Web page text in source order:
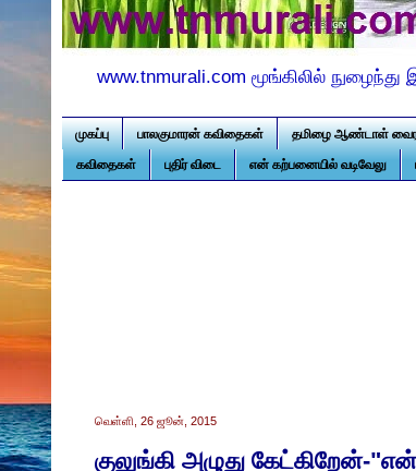
www.tnmurali.com மூங்கிலில்
முகப்பு பாலகுமாரன் கவிதைகள் தமிழை ஆண்டாள்
கவிதைகள் புதிர் விடை என் கற்பனையில் வடிவேலு
வெள்ளி, 26 ஜூன், 2015
குலுங்கி அழுது கேட்கிறேன்-